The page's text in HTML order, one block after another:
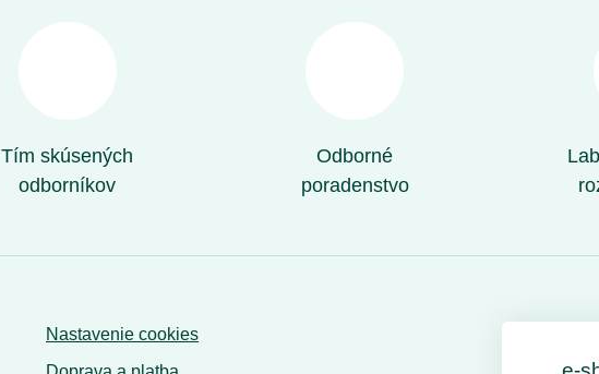
Tím skúsených
odborníkov
Odborné
poradenstvo
Nastavenie cookies